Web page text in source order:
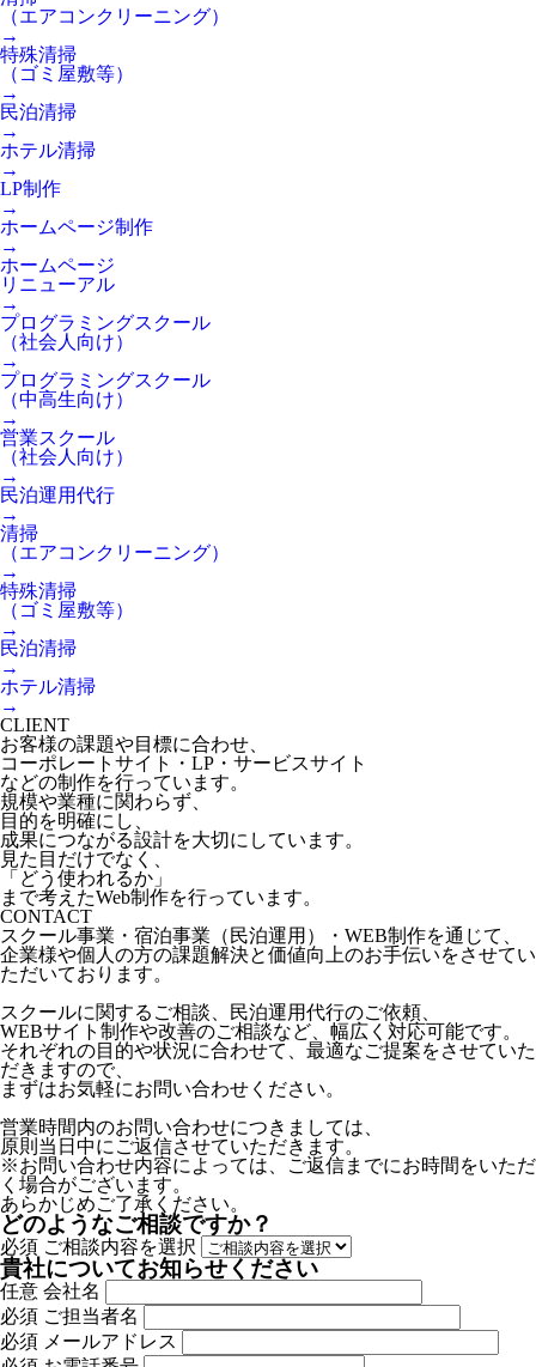
（エアコンクリーニング）
→
特殊清掃
（ゴミ屋敷等）
→
民泊清掃
→
ホテル清掃
→
LP制作
→
ホームページ制作
→
ホームページ
リニューアル
→
プログラミングスクール
（社会人向け）
→
プログラミングスクール
（中高生向け）
→
営業スクール
（社会人向け）
→
民泊運用代行
→
清掃
（エアコンクリーニング）
→
特殊清掃
（ゴミ屋敷等）
→
民泊清掃
→
ホテル清掃
→
CLIENT
お客様の課題や目標に合わせ、
コーポレートサイト・LP・サービスサイト
などの制作を行っています。
規模や業種に関わらず、
目的を明確にし、
成果につながる設計を大切にしています。
見た目だけでなく、
「どう使われるか」
まで考えたWeb制作を行っています。
CONTACT
スクール事業・宿泊事業（民泊運用）・WEB制作を通じて、
企業様や個人の方の課題解決と価値向上のお手伝いをさせてい
ただいております。
スクールに関するご相談、民泊運用代行のご依頼、
WEBサイト制作や改善のご相談など、幅広く対応可能です。
それぞれの目的や状況に合わせて、最適なご提案をさせていた
だきますので、
まずはお気軽にお問い合わせください。
営業時間内のお問い合わせにつきましては、
原則当日中にご返信させていただきます。
※お問い合わせ内容によっては、ご返信までにお時間をいただ
く場合がございます。
あらかじめご了承ください。
どのようなご相談ですか？
必須 ご相談内容を選択
貴社についてお知らせください
任意 会社名
必須 ご担当者名
必須 メールアドレス